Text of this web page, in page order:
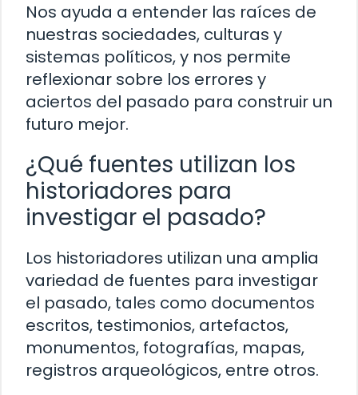
Nos ayuda a entender las raíces de
nuestras sociedades, culturas y
sistemas políticos, y nos permite
reflexionar sobre los errores y
aciertos del pasado para construir un
futuro mejor.
¿Qué fuentes utilizan los
historiadores para
investigar el pasado?
Los historiadores utilizan una amplia
variedad de fuentes para investigar
el pasado, tales como documentos
escritos, testimonios, artefactos,
monumentos, fotografías, mapas,
registros arqueológicos, entre otros.